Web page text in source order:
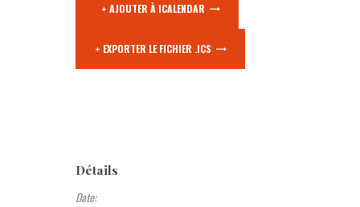
+ AJOUTER À ICALENDAR
+ EXPORTER LE FICHIER .ICS
Détails
Date: